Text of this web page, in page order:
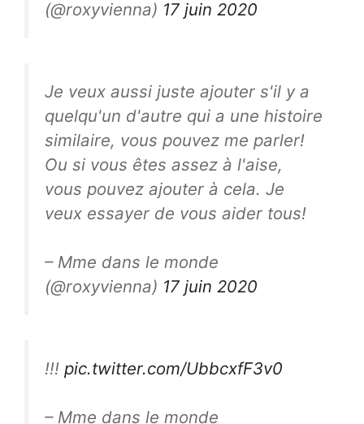
(@roxyvienna) 17 juin 2020
Je veux aussi juste ajouter s'il y a
quelqu'un d'autre qui a une histoire
similaire, vous pouvez me parler!
Ou si vous êtes assez à l'aise,
vous pouvez ajouter à cela. Je
veux essayer de vous aider tous!
– Mme dans le monde
(@roxyvienna) 17 juin 2020
!!! pic.twitter.com/UbbcxfF3v0
– Mme dans le monde